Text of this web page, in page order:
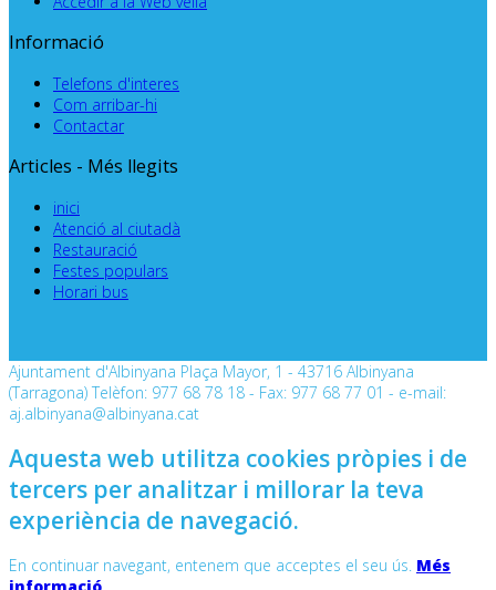
Informació
Telefons d'interes
Com arribar-hi
Contactar
Articles - Més llegits
inici
Atenció al ciutadà
Restauració
Festes populars
Horari bus
Ajuntament d'Albinyana Plaça Mayor, 1 - 43716 Albinyana
(Tarragona) Telèfon: 977 68 78 18 - Fax: 977 68 77 01 - e-mail:
aj.albinyana@albinyana.cat
Aquesta web utilitza cookies pròpies i de
tercers per analitzar i millorar la teva
experiència de navegació.
En continuar navegant, entenem que acceptes el seu ús. Més